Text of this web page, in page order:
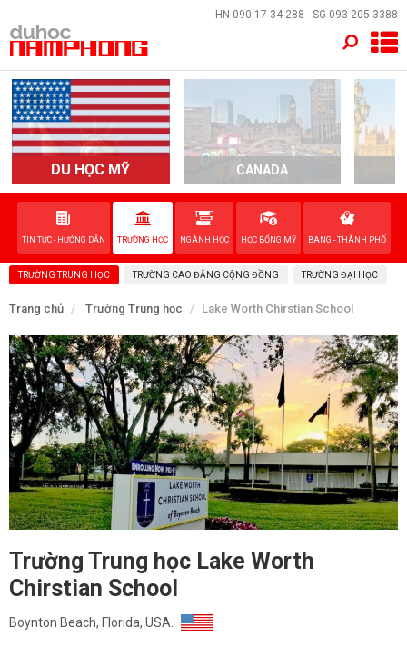
HN 090 17 34 288 - SG 093 205 3388
DU HỌC MỸ CANADA
TIN TỨC - HƯỚNG DẪN TRƯỜNG HỌC NGÀNH HỌC HỌC BỔNG MỸ BANG - THÀNH PHỐ
TRƯỜNG TRUNG HỌC TRƯỜNG CAO ĐẲNG CỘNG ĐỒNG TRƯỜNG ĐẠI HỌC
Trang chủ Trường Trung học Lake Worth Chirstian School
Trường Trung học Lake Worth
Chirstian School
Boynton Beach, Florida, USA.
×
TRANG CHỦ
QUỐC GIA
EVENTS
DỊCH VỤ
VỀ NAM PHONG